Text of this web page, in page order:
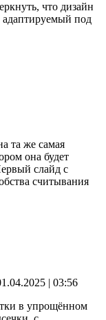
что дизайн
адаптируемый под
та же самая
она будет
слайд с
считывания
| 03:56
в упрощённом